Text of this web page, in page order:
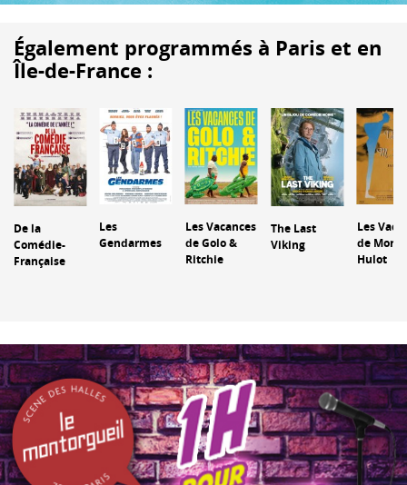
Également programmés à Paris et en
Île-de-France :
De la
Comédie-
Française
Les
Gendarmes
Les Vacances
de Golo &
Ritchie
The Last
Viking
Les
de
Hulot